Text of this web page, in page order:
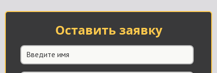
Оставить заявку